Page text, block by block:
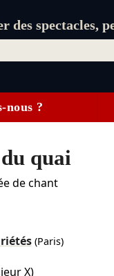
des spectacles,
nous ?
quai
de chant
(Paris)
X)